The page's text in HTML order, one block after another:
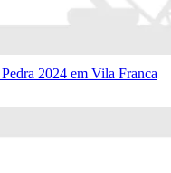
2024 em Vila Franca